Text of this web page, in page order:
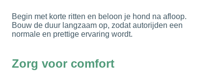
Begin met korte ritten en beloon je hond na afloop.
Bouw de duur langzaam op, zodat autorijden een
normale en prettige ervaring wordt.
Zorg voor comfort